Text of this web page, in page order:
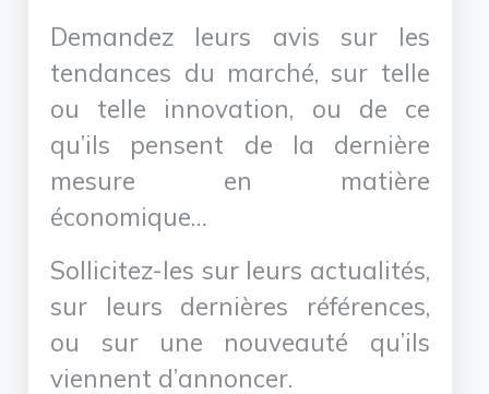
Demandez leurs avis sur les
tendances du marché, sur telle
ou telle innovation, ou de ce
qu’ils pensent de la dernière
mesure en matière
économique…
Sollicitez-les sur leurs actualités,
sur leurs dernières références,
ou sur une nouveauté qu’ils
viennent d’annoncer.